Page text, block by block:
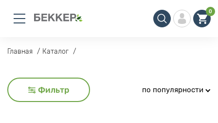
0
Главная Каталог
Фильтр по популярности